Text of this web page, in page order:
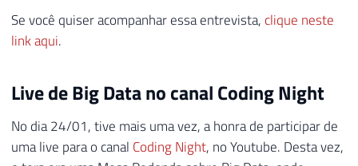
Se você quiser acompanhar essa entrevista, clique neste
link aqui.
Live de Big Data no canal Coding Night
No dia 24/01, tive mais uma vez, a honra de participar de
uma live para o canal Coding Night, no Youtube. Desta vez,